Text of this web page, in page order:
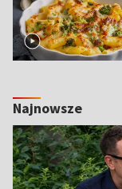
Najnowsze